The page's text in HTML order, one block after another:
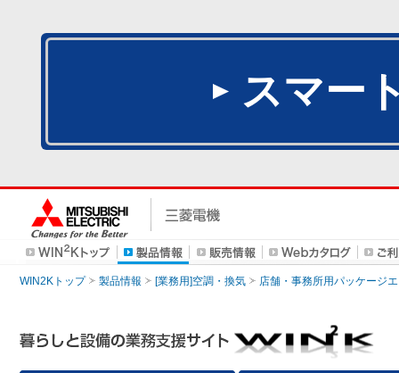
スマー
WIN2Kトップ 製品情報 [業務用]空調・換気 店舗・事務所用パッケージ